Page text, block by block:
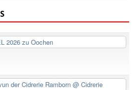
2026 zu Oochen
der Cidrerie Ramborn @ Cidrerie